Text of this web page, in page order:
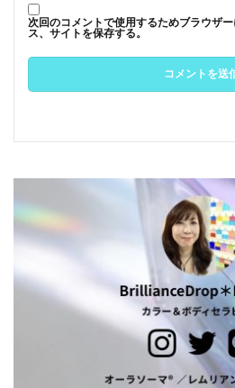
次回のコメントで使用するためブラウザ
ス、サイトを保存する。